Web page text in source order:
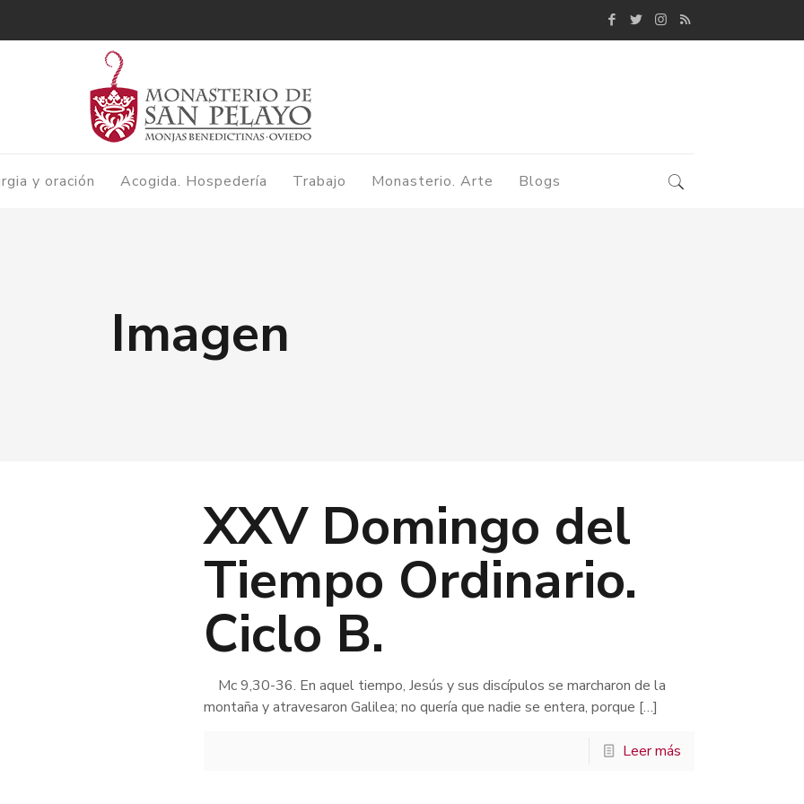
y oración Acogida. Hospedería Trabajo Monasterio. Arte Blogs
Imagen
XXV Domingo del
Tiempo Ordinario.
Ciclo B.
Mc 9,30-36. En aquel tiempo, Jesús y sus discípulos se marcharon de la
montaña y atravesaron Galilea; no quería que nadie se entera, porque […]
Leer más